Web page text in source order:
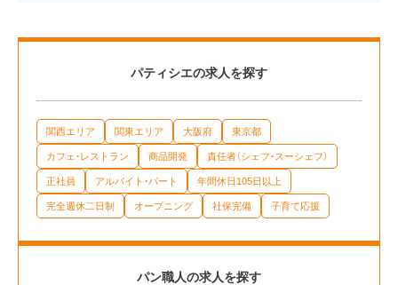
パティシエの求人を探す
関西エリア 関東エリア 大阪府 東京都
カフェ・レストラン 商品開発 責任者（シェフ・スーシェフ）
正社員 アルバイト・パート 年間休日105日以上
完全週休二日制 オープニング 社保完備 子育て応援
パン職人の求人を探す